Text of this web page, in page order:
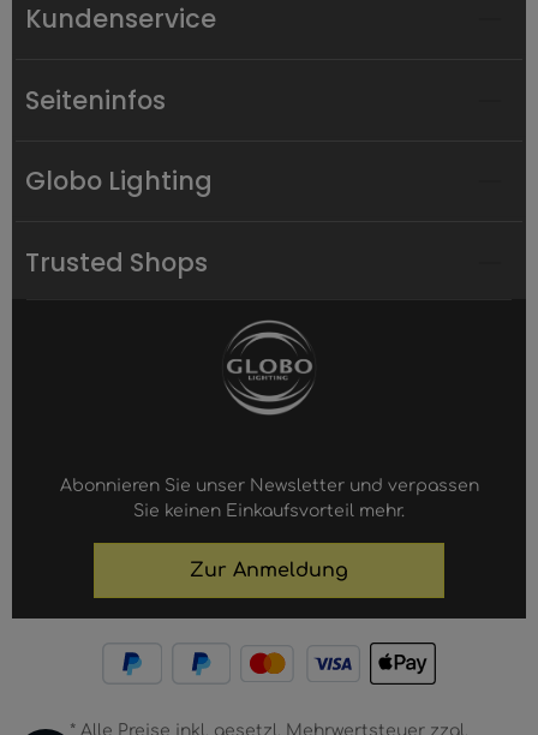
Kundenservice
Seiteninfos
Globo Lighting
Trusted Shops
Abonnieren Sie unser Newsletter und verpassen
Sie keinen Einkaufsvorteil mehr.
Zur Anmeldung
* Alle Preise inkl. gesetzl. Mehrwertsteuer zzgl.